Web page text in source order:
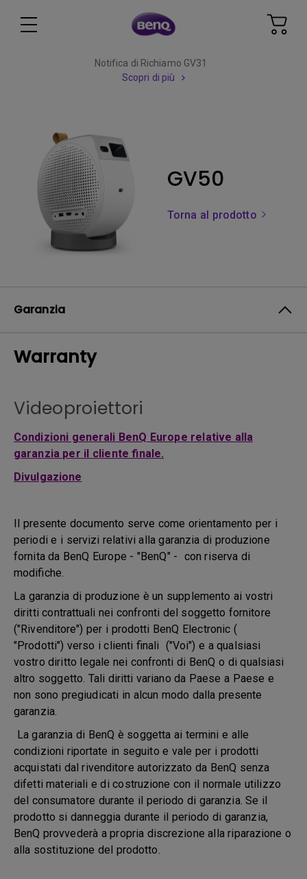
Notifica di Richiamo GV31
Scopri di più
GV50
Torna al prodotto
Garanzia
Warranty
Videoproiettori
Condizioni generali BenQ Europe relative alla
garanzia per il cliente finale.
Divulgazione
Il presente documento serve come orientamento per i
periodi e i servizi relativi alla garanzia di produzione
fornita da BenQ Europe - "BenQ" - con riserva di
modifiche.
La garanzia di produzione è un supplemento ai vostri
diritti contrattuali nei confronti del soggetto fornitore
("Rivenditore") per i prodotti BenQ Electronic (
"Prodotti") verso i clienti finali ("Voi") e a qualsiasi
vostro diritto legale nei confronti di BenQ o di qualsiasi
altro soggetto. Tali diritti variano da Paese a Paese e
non sono pregiudicati in alcun modo dalla presente
garanzia.
La garanzia di BenQ è soggetta ai termini e alle
condizioni riportate in seguito e vale per i prodotti
acquistati dal rivenditore autorizzato da BenQ senza
difetti materiali e di costruzione con il normale utilizzo
del consumatore durante il periodo di garanzia. Se il
prodotto si danneggia durante il periodo di garanzia,
BenQ provvederà a propria discrezione alla riparazione o
alla sostituzione del prodotto.